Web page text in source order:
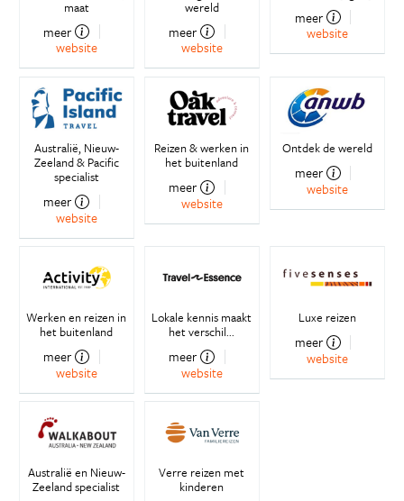
maat
meer
website
wereld
meer
website
meer
website
Australië, Nieuw-
Zeeland & Pacific
specialist
meer
website
Reizen & werken in
het buitenland
meer
website
Ontdek de wereld
meer
website
Werken en reizen in
het buitenland
meer
website
Lokale kennis maakt
het verschil...
meer
website
Luxe reizen
meer
website
Australië en Nieuw-
Zeeland specialist
Verre reizen met
kinderen